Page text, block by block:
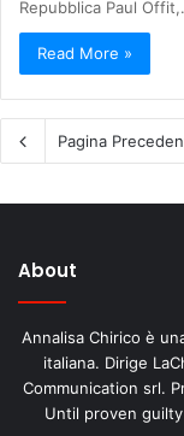
Repubblica Paul
Read More »
Pagina
About
Annalisa Chirico è
italiana. Dirige
Communication srl.
Until proven